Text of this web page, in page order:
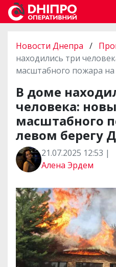
Новости Днепра /
находились три
масштабного пожара
В доме
человека:
масштабного
левом берегу
21.07.2025 12:53 |
Алена Эрдем